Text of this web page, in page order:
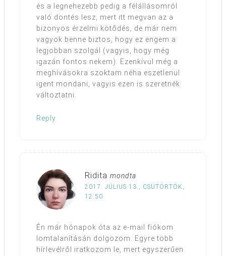
és a legnehezebb pedig a félállásomról
való döntés lesz, mert itt megvan az a
bizonyos érzelmi kötődés, de már nem
vagyok benne biztos, hogy ez engem a
legjobban szolgál (vagyis, hogy még
igazán fontos nekem). Ezenkívül még a
meghívásokra szoktam néha eszetlenül
igent mondani, vagyis ezen is szeretnék
változtatni.
Reply
Ridita mondta
2017. JÚLIUS 13., CSÜTÖRTÖK,
12:50
Én már hónapok óta az e-mail fiókom
lomtalanításán dolgozom. Egyre több
hírlevélről iratkozom le, mert egyszerűen